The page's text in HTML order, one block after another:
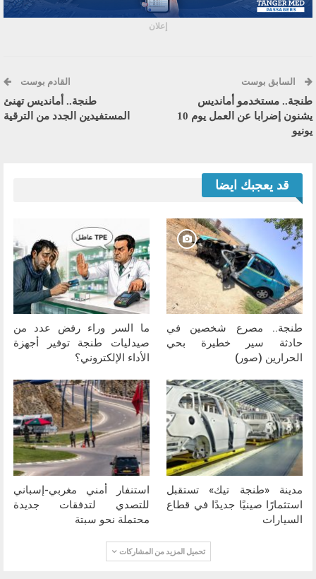
إعلان
السابق بوست
طنجة.. مستخدمو أمانديس
يشنون إضرابا عن العمل يوم 10
يونيو
القادم بوست
طنجة.. أمانديس تهنئ
المستفيدين الجدد من الترقية
قد يعجبك ايضا
طنجة.. مصرع شخصين في
حادثة سير خطيرة بحي
الحرارين (صور)
ما السر وراء رفض عدد من
صيدليات طنجة توفير أجهزة
الأداء الإلكتروني؟
مدينة «طنجة تيك» تستقبل
استثمارًا صينيًا جديدًا في قطاع
السيارات
استنفار أمني مغربي-إسباني
للتصدي لتدفقات جديدة
محتملة نحو سبتة
تحميل المزيد من المشاركات